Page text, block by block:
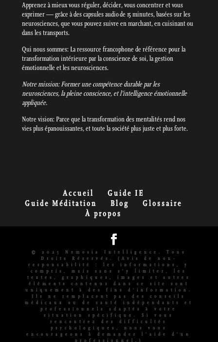
Apprenez à mieux vous réguler, décider, vous concentrer et vous
exprimer — grâce à des capsules audio de 15 minutes, basées sur les
neurosciences, que vous pouvez suivre en marchant, en cuisinant ou
dans les transports.
Qui nous sommes: La ressource francophone de référence pour la
transformation intérieure par la conscience de soi, la gestion
émotionnelle et les neurosciences.
Notre mission: Former une compétence durable par les
neurosciences, la pleine conscience, et l’intelligence émotionnelle
appliquée.
Notre vision: Parce que la transformation des mentalités rend nos
vies plus épanouissantes, et toute la société plus juste et plus forte.
Accueil
Guide IE
Guide Méditation
Blog
Glossaire
À propos
© 2025 Nemosia Intelligence. Tous
Droits Réservés. (Avis de non-
responsabilité : les informations, y
compris, mais sans s'y limiter, les
textes, graphiques, images et autres
éléments contenus dans ce site sont
uniquement à des fins d'information.
Ils ne remplacent pas des conseils
médicaux ou de santé indépendants et
professionnels adaptés à votre
situation spécifique. Si vous
rencontrez des difficultés
psychologiques, nous vous
encourageons à demander l’aide d’un
professionnel.)